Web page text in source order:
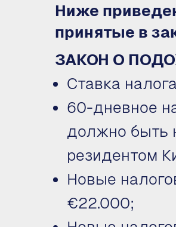
Ниже
принятые в
ЗАКОН О
Ставка
60-дневное
должно быть
резидентом
Новые
€22.000;